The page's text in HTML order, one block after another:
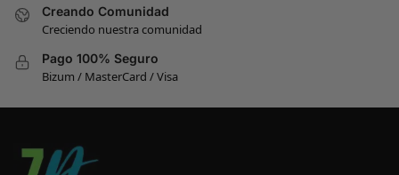
Creando Comunidad
Creciendo nuestra comunidad
Pago 100% Seguro
Bizum / MasterCard / Visa